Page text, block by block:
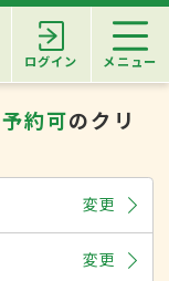
ログイン メニュー
約可のクリ
変更
変更